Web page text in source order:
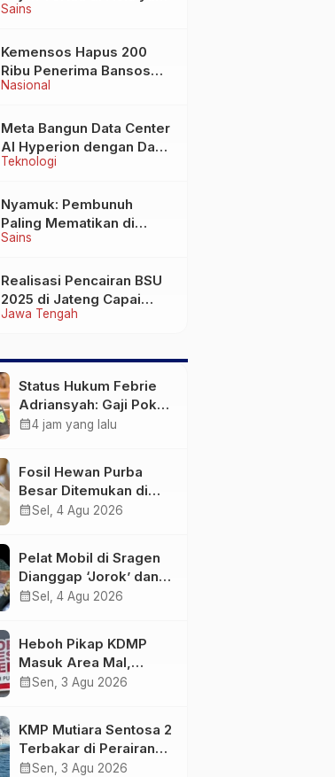
Sains
Wafat di Usia Lebih dari
Nasional
Kemensos Hapus 200
Ribu Penerima Bansos
yang Terlibat Judol
Teknologi
Meta Bangun Data Center
AI Hyperion dengan Daya
Komputasi 5 GW, Saingi
Sains
Nyamuk: Pembunuh
Paling Mematikan di
Dunia yang Tak Terlihat
Jawa Tengah
Realisasi Pencairan BSU
2025 di Jateng Capai
69,2 Persen
Status Hukum Febrie
Adriansyah: Gaji Pokok
50 Persen Tetap
calendar_month4 jam yang lalu
Fosil Hewan Purba
Besar Ditemukan di
Sungai Piji Kudus
calendar_monthSel, 4 Agu 2026
Pelat Mobil di Sragen
Dianggap ‘Jorok’ dan
Tak Sesuai Standar,
calendar_monthSel, 4 Agu 2026
Heboh Pikap KDMP
Masuk Area Mal,
Pemkot Solo Bantah
calendar_monthSen, 3 Agu 2026
KMP Mutiara Sentosa 2
Terbakar di Perairan
Sumenep: Penumpang
calendar_monthSen, 3 Agu 2026